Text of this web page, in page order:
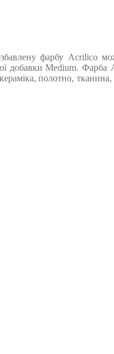
фарбу Acrilico
добавки Medium.
полотно, тканина,